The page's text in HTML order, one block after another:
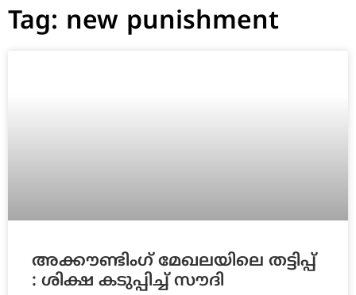
Tag: new punishment
അക്കൗണ്ടിംഗ് മേഖലയിലെ തട്ടിപ്പ്
: ശിക്ഷ കടുപ്പിച്ച് സൗദി